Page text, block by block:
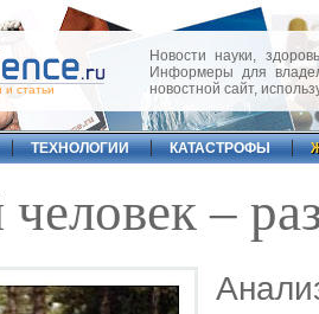
и статьи
Новости науки,
Информеры для
новостной сайт,
ТЕХНОЛОГИИ КАТАСТРОФЫ
–